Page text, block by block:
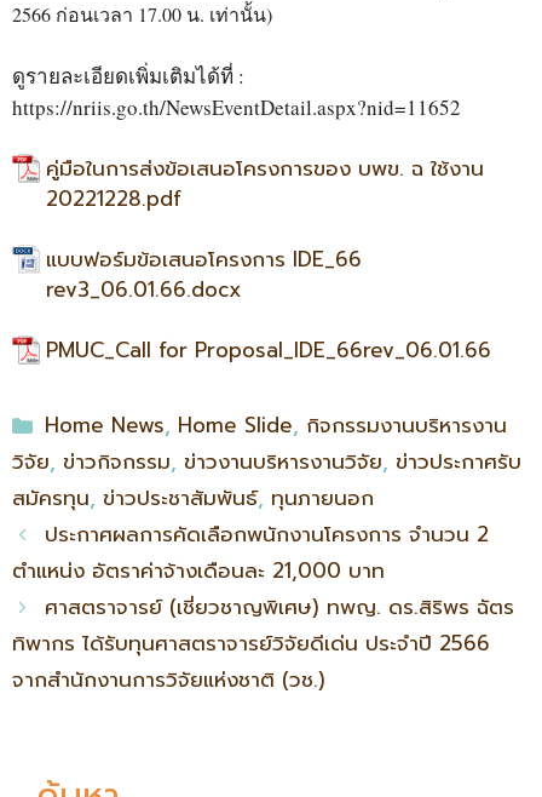
2566 ก่อนเวลา 17.00 น. เท่านั้น)
ดูรายละเอียดเพิ่มเติมได้ที่ :
https://nriis.go.th/NewsEventDetail.aspx?nid=11652
คู่มือในการส่งข้อเสนอโครงการของ บพข. ฉ ใช้งาน
20221228.pdf
แบบฟอร์มข้อเสนอโครงการ IDE_66
rev3_06.01.66.docx
PMUC_Call for Proposal_IDE_66rev_06.01.66
Home News, Home Slide, กิจกรรมงานบริหารงาน
วิจัย, ข่าวกิจกรรม, ข่าวงานบริหารงานวิจัย, ข่าวประกาศรับ
สมัครทุน, ข่าวประชาสัมพันธ์, ทุนภายนอก
ประกาศผลการคัดเลือกพนักงานโครงการ จำนวน 2
ตำแหน่ง อัตราค่าจ้างเดือนละ 21,000 บาท
ศาสตราจารย์ (เชี่ยวชาญพิเศษ) ทพญ. ดร.สิริพร ฉัตร
ทิพากร ได้รับทุนศาสตราจารย์วิจัยดีเด่น ประจำปี 2566
จากสำนักงานการวิจัยแห่งชาติ (วช.)